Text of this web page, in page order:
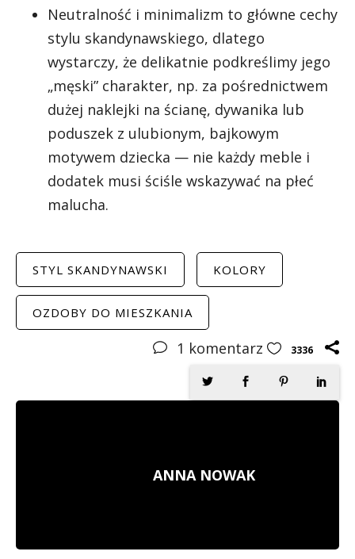
Neutralność i minimalizm to główne cechy
stylu skandynawskiego, dlatego
wystarczy, że delikatnie podkreślimy jego
„męski” charakter, np. za pośrednictwem
dużej naklejki na ścianę, dywanika lub
poduszek z ulubionym, bajkowym
motywem dziecka — nie każdy meble i
dodatek musi ściśle wskazywać na płeć
malucha.
STYL SKANDYNAWSKI KOLORY
OZDOBY DO MIESZKANIA
1 komentarz 3336
ANNA NOWAK